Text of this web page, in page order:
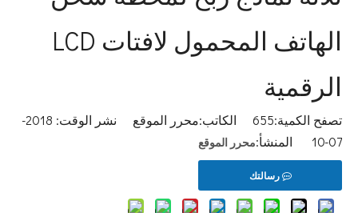
الهاتف المحمول لافتات LCD
الرقمية
تصفح الكمية:655
الكاتب:محرر الموقع نشر الوقت: 2018-
07-10 المنشأ:
محرر الموقع
رسالتك